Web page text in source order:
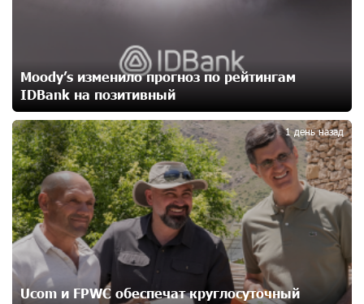
Новые финансовые навыки на «Давидбекских
играх»: Idram&IDBank
Кругом война. А вас вводят в заблуждение. Аршак
Карапетян
16 дней назад
Центр продаж и обслуживания Ucom в Егварде
возобновил работу по новому адресу — ул.
Ереванян, 3/47
17 дней назад
Moody’s изменило прогноз по рейтингам
IDBank на позитивный
Ucom и FPWC обеспечат круглосуточный
1 день назад
2